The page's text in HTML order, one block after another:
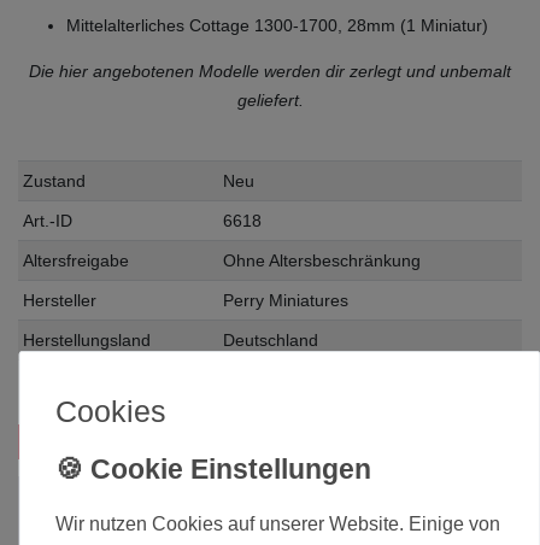
Mittelalterliches Cottage 1300-1700, 28mm (1 Miniatur)
Die hier angebotenen Modelle werden dir zerlegt und unbemalt
geliefert.
Zustand Neu
Art.-ID 6618
Altersfreigabe Ohne Altersbeschränkung
Hersteller Perry Miniatures
Herstellungsland Deutschland
Cookies
Wir nutzen Cookies auf unserer Website. Einige von